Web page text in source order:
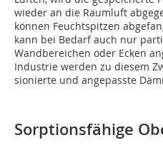
wieder an die Raumluft
können Feuchtspitzen
kann bei Bedarf auch nur
Wandbereichen oder Ecken
Industrie werden zu diesem
sionierte und angepasste
Sorptionsfähige